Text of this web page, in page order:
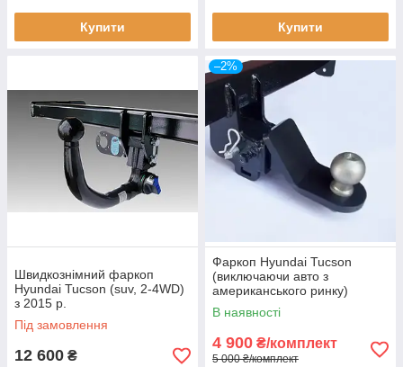
Купити Купити
Швидкознімний фаркоп
Hyundai Tucson (suv, 2-4WD)
з 2015 р.
Під замовлення
12 600 ₴
–2%
Фаркоп Hyundai Tucson
(виключаючи авто з
американського ринку)
(2015-2018)
В наявності
4 900 ₴/комплект
5 000 ₴/комплект